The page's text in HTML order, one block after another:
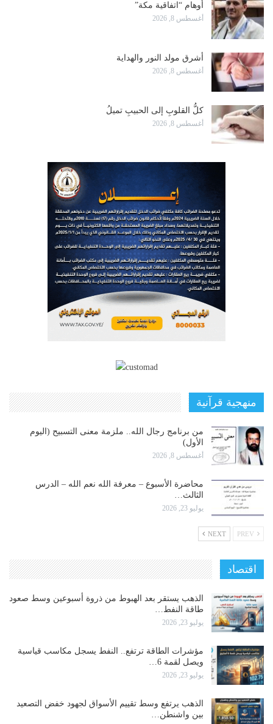
أوهام “اتفاقية مكة”
أغسطس 8, 2026
أشرق مولد النور والهداية
أغسطس 8, 2026
كلُّ القلوبِ إلى الحبيبِ تميلُ
أغسطس 8, 2026
منهجية قرآنية
من برنامج رجال الله.. ملزمة معنى التسبيح (اليوم
الأول)
أغسطس 8, 2026
محاضرة الأسبوع – معرفة الله نعم الله – الدرس
الثالث…
يوليو 23, 2026
NEXT
اقتصاد
الذهب يستقر بعد الهبوط من ذروة أسبوعين وسط صعود
طاقة النفط…
يوليو 23, 2026
مؤشرات الطاقة ترتفع.. النفط يسجل مكاسب قياسية
ويصل لقمة 6…
يوليو 23, 2026
الذهب يرتفع وسط تقييم الأسواق لجهود خفض التصعيد
بين واشنطن…